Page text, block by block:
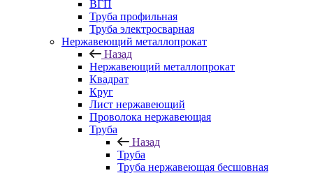
ВГП
Труба профильная
Труба электросварная
Нержавеющий металлопрокат
Назад
Нержавеющий металлопрокат
Квадрат
Круг
Лист нержавеющий
Проволока нержавеющая
Труба
Назад
Труба
Труба нержавеющая бесшовная